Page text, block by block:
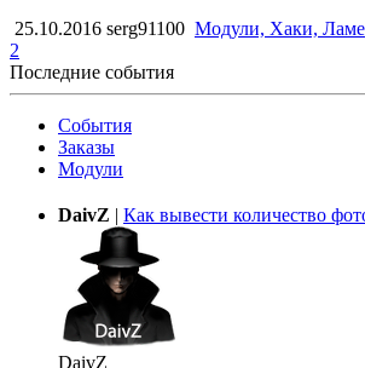
25.10.2016 serg91100 Модули, Хаки,
2
Последние события
События
Заказы
Модули
DaivZ | Как вывести количество
DaivZ